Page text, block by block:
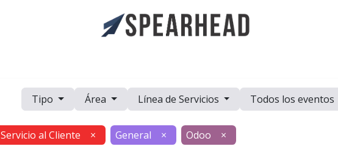
Tipo Área Línea de Servicios Todos los eventos
Servicio al Cliente × General × Odoo ×